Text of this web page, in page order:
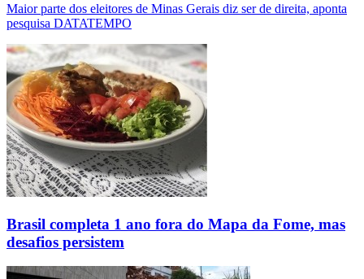
Maior parte dos eleitores de Minas Gerais diz ser de direita, aponta
pesquisa DATATEMPO
Brasil completa 1 ano fora do Mapa da Fome, mas
desafios persistem